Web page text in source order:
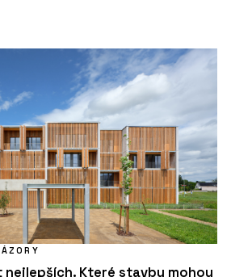
nejlepších. Které stavby mohou